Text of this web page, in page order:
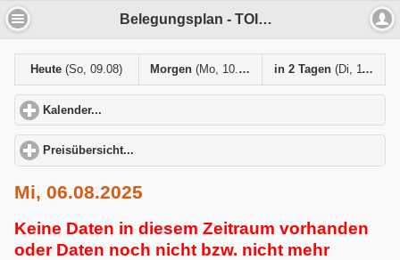
Belegungsplan - TOIMS MTV Karlsruhe
Heute(So, 09.08) Morgen(Mo, 10.08) in 2 Tagen (Di, 11.08)
Kalender...
Preisübersicht...
Mi, 06.08.2025
Keine Daten in diesem Zeitraum vorhanden
oder Daten noch nicht bzw. nicht mehr